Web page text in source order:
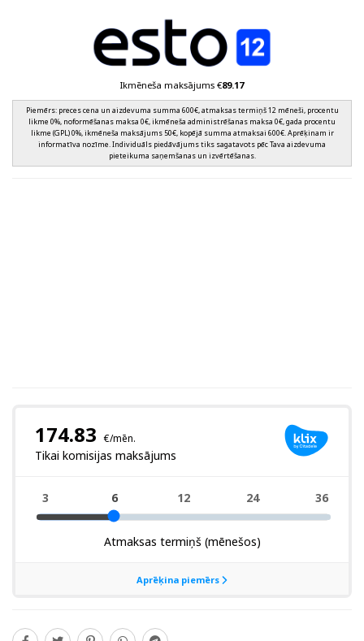
Ikmēneša maksājums €89.17
Piemērs: preces cena un aizdevuma summa 600€, atmaksas termiņš 12 mēneši, procentu
likme 0%, noformēšanas maksa 0€, ikmēneša administrēšanas maksa 0€, gada procentu
likme (GPL) 0%, ikmēneša maksājums 50€, kopējā summa atmaksai 600€. Aprēķinam ir
informatīva nozīme. Individuāls piedāvājums tiks sagatavots pēc Tava aizdevuma
pieteikuma saņemšanas un izvērtēšanas.